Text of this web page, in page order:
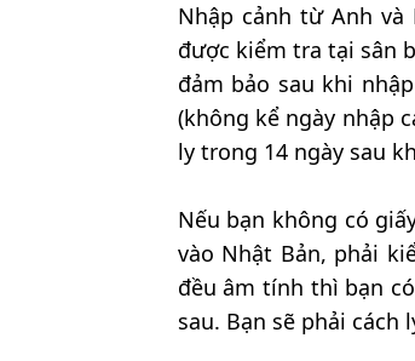
Nhập cảnh từ Anh
được kiểm tra tại sân
đảm bảo sau khi
(không kể ngày nhập
ly trong 14 ngày sau
Nếu bạn không có
vào Nhật Bản, phải
đều âm tính thì bạn
sau. Bạn sẽ phải cách